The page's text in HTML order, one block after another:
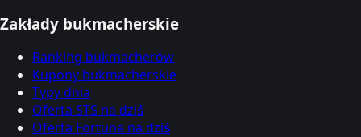
Zakłady bukmacherskie
Ranking bukmacherów
Kupony bukmacherskie
Typy dnia
Oferta STS na dziś
Oferta Fortuna na dziś